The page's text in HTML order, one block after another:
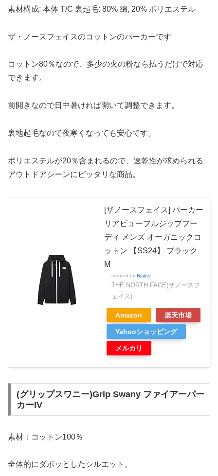
素材構成: 本体 T/C 裏起毛: 80% 綿, 20% ポリエステル
ザ・ノースフェイスのコットンのパーカーです
コットン80％なので、多少の火の粉なら払うだけで対応
できます。
前開きなので日中暑ければ開いて調整できます。
裏地起毛なので夜寒くなっても安心です。
ポリエステルが20％含まれるので、速乾性が求められる
アウトドアシーンにピッタリな商品。
[ザノースフェイス] パーカー
リアビューフルジップフー
ディ メンズ オーガニックコ
ットン 【SS24】 ブラック
M
created by Rinker
THE NORTH FACE(ザノースフ
ェイス)
Amazon 楽天市場
Yahooショッピング
メルカリ
(グリップスワニー)Grip Swany ファイアーパー
カーIV
素材：コットン100％
全体的にダボッとしたシルエット。